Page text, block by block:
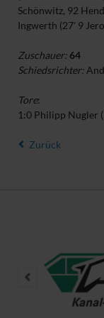
Schönwitz, 92
Ingwerth (27' 9
Zuschauer: 64
Schiedsrichter:
Tore:
1:0 Philipp Nugler
Zurück